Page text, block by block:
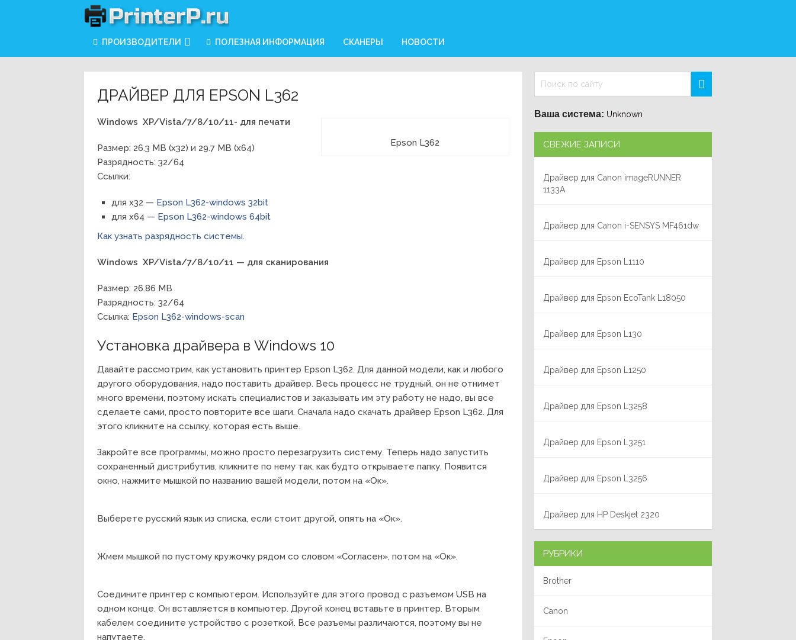
ПРОИЗВОДИТЕЛИ ПОЛЕЗНАЯ ИНФОРМАЦИЯ СКАНЕРЫ НОВОСТИ
ДРАЙВЕР ДЛЯ EPSON L362
Epson L362
Windows XP/Vista/7/8/10/11- для печати
Размер: 26.3 MB (x32) и 29.7 MB (x64)
Разрядность: 32/64
Ссылки:
для x32 — Epson L362-windows 32bit
для x64 — Epson L362-windows 64bit
Как узнать разрядность системы.
Windows XP/Vista/7/8/10/11 — для сканирования
Размер: 26.86 MB
Разрядность: 32/64
Ссылка: Epson L362-windows-scan
Установка драйвера в Windows 10
Давайте рассмотрим, как установить принтер Epson L362. Для данной модели, как и любого
другого оборудования, надо поставить драйвер. Весь процесс не трудный, он не отнимет
много времени, поэтому искать специалистов и заказывать им эту работу не надо, вы все
сделаете сами, просто повторите все шаги. Сначала надо скачать драйвер Epson L362. Для
этого кликните на ссылку, которая есть выше.
Закройте все программы, можно просто перезагрузить систему. Теперь надо запустить
сохраненный дистрибутив, кликните по нему так, как будто открываете папку. Появится
окно, нажмите мышкой по названию вашей модели, потом на «Ок».
Выберете русский язык из списка, если стоит другой, опять на «Ок».
Жмем мышкой по пустому кружочку рядом со словом «Согласен», потом на «Ок».
Соедините принтер с компьютером. Используйте для этого провод с разъемом USB на
одном конце. Он вставляется в компьютер. Другой конец вставьте в принтер. Вторым
кабелем соедините устройство с розеткой. Все разъемы различаются, поэтому вы не
напутаете.
Ваша система: Unknown
СВЕЖИЕ ЗАПИСИ
Драйвер для Canon imageRUNNER
1133A
Драйвер для Canon i-SENSYS MF461dw
Драйвер для Epson L1110
Драйвер для Epson EcoTank L18050
Драйвер для Epson L130
Драйвер для Epson L1250
Драйвер для Epson L3258
Драйвер для Epson L3251
Драйвер для Epson L3256
Драйвер для HP Deskjet 2320
РУБРИКИ
Brother
Canon